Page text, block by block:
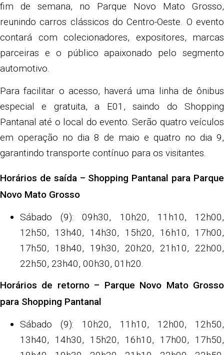
fim de semana, no Parque Novo Mato Grosso,
reunindo carros clássicos do Centro-Oeste. O evento
contará com colecionadores, expositores, marcas
parceiras e o público apaixonado pelo segmento
automotivo.
Para facilitar o acesso, haverá uma linha de ônibus
especial e gratuita, a E01, saindo do Shopping
Pantanal até o local do evento. Serão quatro veículos
em operação no dia 8 de maio e quatro no dia 9,
garantindo transporte contínuo para os visitantes.
Horários de saída – Shopping Pantanal para Parque
Novo Mato Grosso
Sábado (9): 09h30, 10h20, 11h10, 12h00,
12h50, 13h40, 14h30, 15h20, 16h10, 17h00,
17h50, 18h40, 19h30, 20h20, 21h10, 22h00,
22h50, 23h40, 00h30, 01h20.
Horários de retorno – Parque Novo Mato Grosso
para Shopping Pantanal
Sábado (9): 10h20, 11h10, 12h00, 12h50,
13h40, 14h30, 15h20, 16h10, 17h00, 17h50,